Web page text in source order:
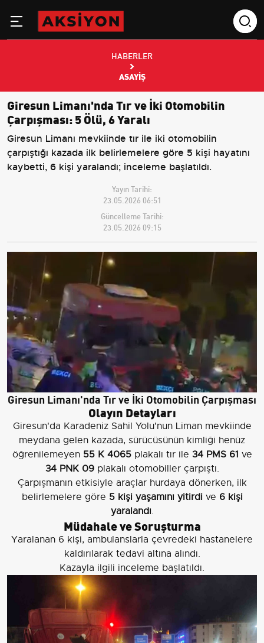
HABERLER
ASAYIŞ
Giresun Limanı'nda Tır ve İki Otomobilin
Çarpışması: 5 Ölü, 6 Yaralı
Giresun Limanı mevkiinde tır ile iki otomobilin
çarpıştığı kazada ilk belirlemelere göre 5 kişi hayatını
kaybetti, 6 kişi yaralandı; inceleme başlatıldı.
Yayın Tarihi:
23.05.2026 06:51
Güncelleme Tarihi:
23.05.2026 09:15
Giresun Limanı'nda Tır ve İki Otomobilin Çarpışması
Olayın Detayları
Giresun'da Karadeniz Sahil Yolu'nun Liman mevkiinde
meydana gelen kazada, sürücüsünün kimliği henüz
öğrenilemeyen 55 K 4065plakalı tır ile 34 PMS 61 ve
34 PNK 09plakalı otomobiller çarpıştı.
Çarpışmanın etkisiyle araçlar hurdaya dönerken, ilk
belirlemelere göre 5 kişi yaşamını yitirdive 6 kişi
yaralandı.
Müdahale ve Soruşturma
Yaralanan 6 kişi, ambulanslarla çevredeki hastanelere
kaldırılarak tedavi altına alındı.
Kazayla ilgili inceleme başlatıldı.